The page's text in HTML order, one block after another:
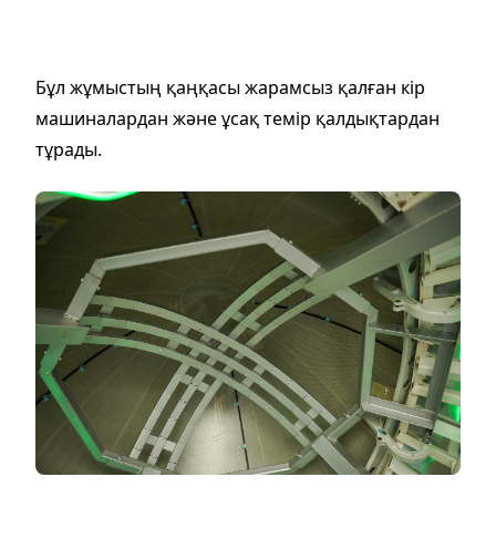
Бұл жұмыстың қаңқасы жарамсыз қалған кір
машиналардан және ұсақ темір қалдықтардан
тұрады.